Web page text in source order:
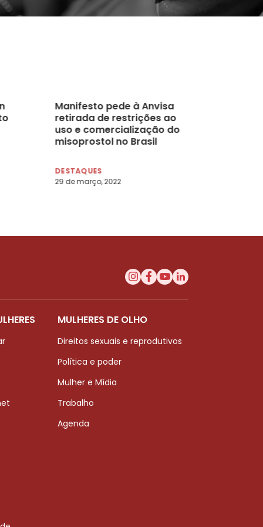
Manifesto pede à Anvisa
retirada de restrições ao
uso e comercialização do
misoprostol no Brasil
DESTAQUES
29 de março, 2022
MULHERES DE OLHO
Direitos sexuais e reprodutivos
Política e poder
Mulher e Mídia
Trabalho
Agenda